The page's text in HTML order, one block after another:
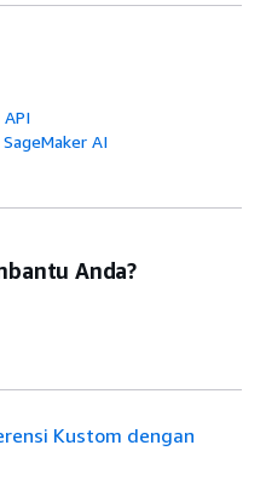
AI
Anda?
Kustom dengan